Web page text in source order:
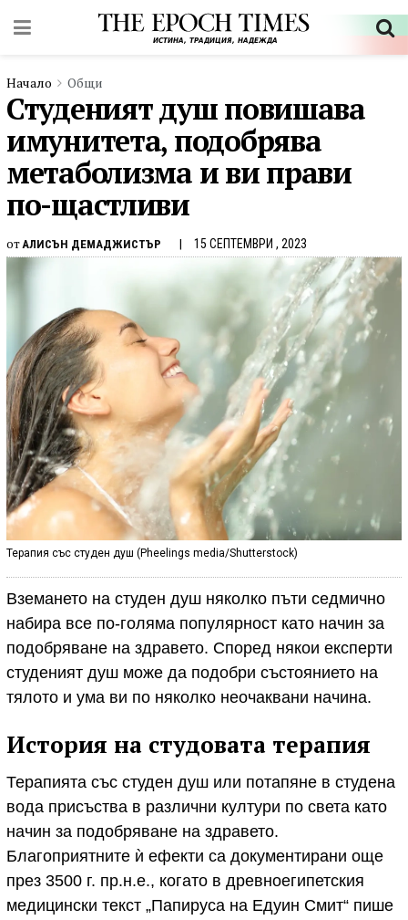
Начало Общи
Студеният душ повишава
имунитета, подобрява
метаболизма и ви прави
по-щастливи
от АЛИСЪН ДЕМАДЖИСТЪР 15 СЕПТЕМВРИ , 2023
Терапия със студен душ (Pheelings media/Shutterstock)
Вземането на студен душ няколко пъти седмично
набира все по-голяма популярност като начин за
подобряване на здравето. Според някои експерти
студеният душ може да подобри състоянието на
тялото и ума ви по няколко неочаквани начина.
История на студовата терапия
Терапията със студен душ или потапяне в студена
вода присъства в различни култури по света като
начин за подобряване на здравето.
Благоприятните ѝ ефекти са документирани още
през 3500 г. пр.н.е., когато в древноегипетския
медицински текст „Папируса на Едуин Смит“ пише